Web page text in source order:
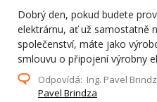
Dobrý den, pokud budete
elektrárnu, ať už samostatně
společenství, máte jako
smlouvu o připojení výrobny
Odpovídá: Ing. Pavel
Pavel Brindza